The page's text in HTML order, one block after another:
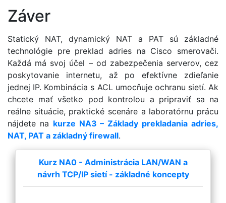
Záver
Statický NAT, dynamický NAT a PAT sú základné
technológie pre preklad adries na Cisco smerovači.
Každá má svoj účel – od zabezpečenia serverov, cez
poskytovanie internetu, až po efektívne zdieľanie
jednej IP. Kombinácia s ACL umocňuje ochranu sietí. Ak
chcete mať všetko pod kontrolou a pripraviť sa na
reálne situácie, praktické scenáre a laboratórnu prácu
nájdete na kurze NA3 – Základy prekladania adries,
NAT, PAT a základný firewall.
Kurz NA0 - Administrácia LAN/WAN a
návrh TCP/IP sietí - základné koncepty